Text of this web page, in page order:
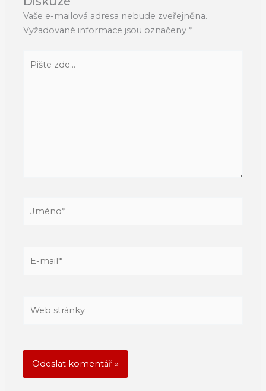
Vaše e-mailová adresa nebude zveřejněna.
Vyžadované informace jsou označeny *
zde…
mail*
stránky